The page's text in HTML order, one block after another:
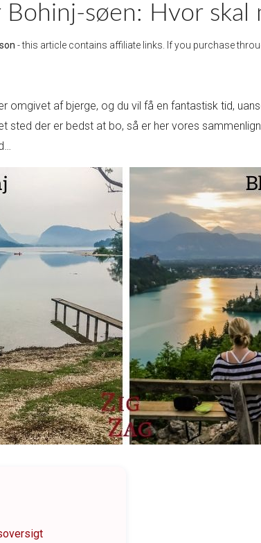
søen: Hvor skal
- this article contains affiliate links. If you purchase
omgivet af bjerge, og du vil få en fantastisk tid,
sted der er bedst at bo, så er her vores